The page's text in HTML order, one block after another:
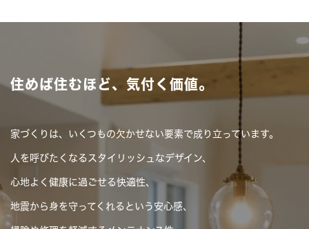
住めば住むほど、気付く価値。
家づくりは、いくつもの欠かせない要素で成り立っています。
人を呼びたくなるスタイリッシュなデザイン、
心地よく健康に過ごせる快適性、
地震から身を守ってくれるという安心感、